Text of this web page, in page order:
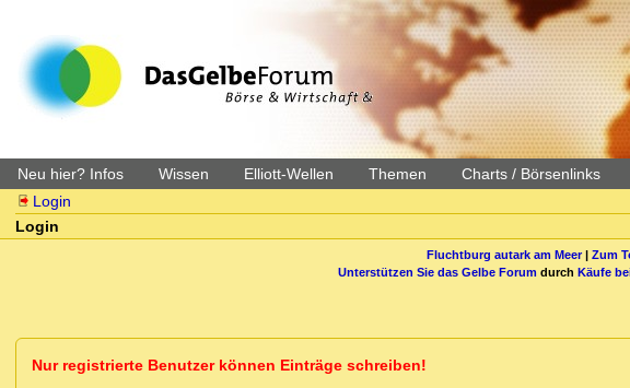
Neu hier? Infos Wissen Elliott-Wellen Themen Charts / Börsenlinks
Login
Login
Fluchtburg autark am Meer| Zum
Unterstützen Sie das Gelbe Forum durch Käufe
Nur registrierte Benutzer können Einträge schreiben!